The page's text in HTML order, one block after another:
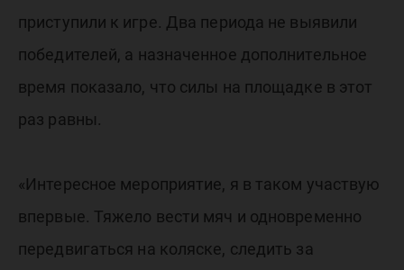
приступили к игре. Два периода не выявили
победителей, а назначенное дополнительное
время показало, что силы на площадке в этот
раз равны.
«Интересное мероприятие, я в таком участвую
впервые. Тяжело вести мяч и одновременно
передвигаться на коляске, следить за